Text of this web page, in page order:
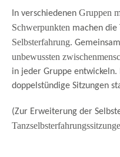
In verschiedenen Gruppen
Schwerpunkten machen die
Selbsterfahrung.
unbewussten
in jeder Gruppe
doppelstündige Sitzungen
(Zur Erweiterung der